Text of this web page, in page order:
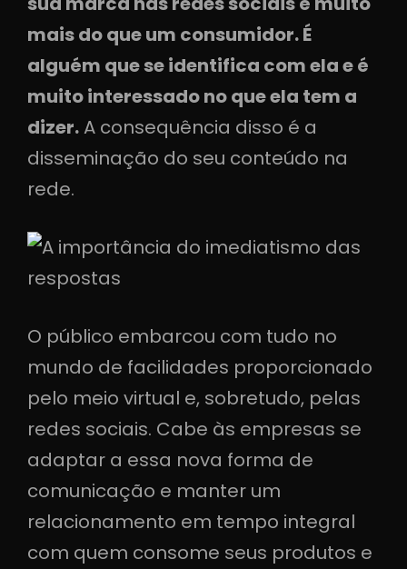
mais do que um consumidor. É
alguém que se identifica com ela e é
muito interessado no que ela tem a
dizer.A consequência disso é a
disseminação do seu conteúdo na
rede.
O público embarcou com tudo no
mundo de facilidades proporcionado
pelo meio virtual e, sobretudo, pelas
redes sociais. Cabe às empresas se
adaptar a essa nova forma de
comunicação e manter um
relacionamento em tempo integral
com quem consome seus produtos e